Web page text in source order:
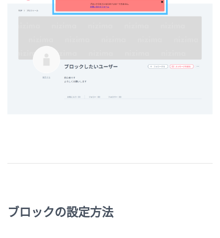
ブロックの設定方法